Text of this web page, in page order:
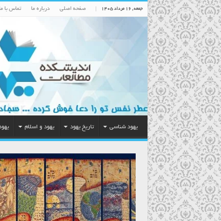
جمعه , ۱۶ مرداد ۱۴۰۵ صفحه اصلی درباره ما تماس با
یهود شناسی تاریخ یهود یهود و اسلام